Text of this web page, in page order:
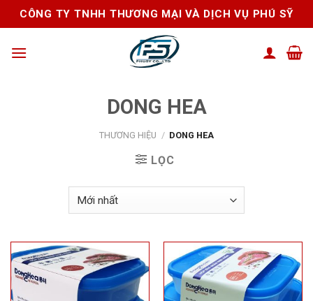
Skip
to
CÔNG TY TNHH THƯƠNG MẠI VÀ DỊCH VỤ PHÚ SỸ
DONG HEA
THƯƠNG HIỆU / DONG HEA
LỌC